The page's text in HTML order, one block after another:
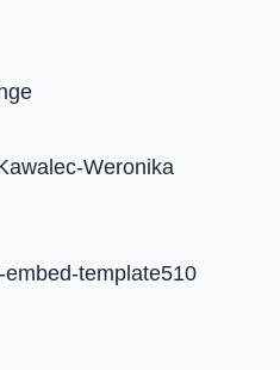
Weronika
embed-template510